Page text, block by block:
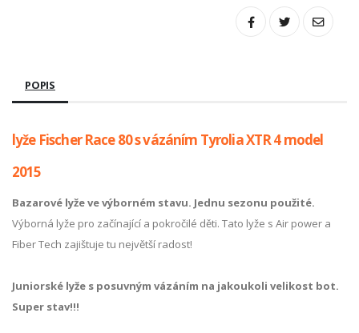
POPIS
lyže Fischer Race 80 s vázáním Tyrolia XTR 4 model
2015
Bazarové lyže ve výborném stavu. Jednu sezonu použité.
Výborná lyže pro začínající a pokročilé děti. Tato lyže s Air power a
Fiber Tech zajištuje tu největší radost!
Juniorské lyže s posuvným vázáním na jakoukoli velikost bot.
Super stav!!!